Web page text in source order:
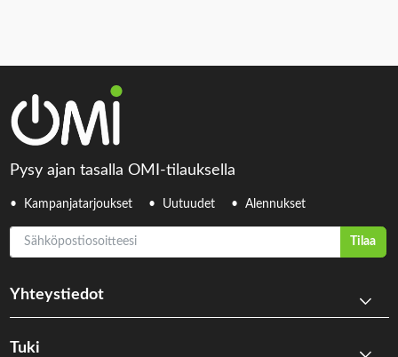
Pysy ajan tasalla OMI-tilauksella
Kampanjatarjoukset Uutuudet Alennukset
Sähköpostiosoitteesi
Tilaa
Yhteystiedot
Tuki